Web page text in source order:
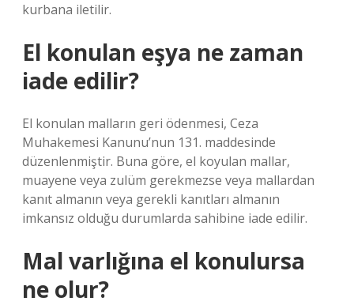
kurbana iletilir.
El konulan eşya ne zaman
iade edilir?
El konulan malların geri ödenmesi, Ceza
Muhakemesi Kanunu’nun 131. maddesinde
düzenlenmiştir. Buna göre, el koyulan mallar,
muayene veya zulüm gerekmezse veya mallardan
kanıt almanın veya gerekli kanıtları almanın
imkansız olduğu durumlarda sahibine iade edilir.
Mal varlığına el konulursa
ne olur?